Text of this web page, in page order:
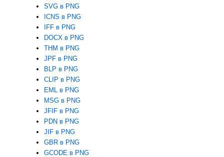
SVG в PNG
ICNS в PNG
IFF в PNG
DOCX в PNG
THM в PNG
JPF в PNG
BLP в PNG
CLIP в PNG
EML в PNG
MSG в PNG
JFIF в PNG
PDN в PNG
JIF в PNG
GBR в PNG
GCODE в PNG